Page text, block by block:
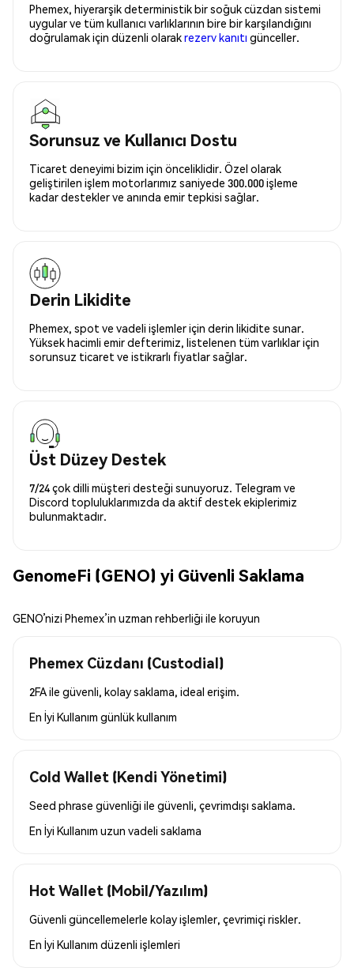
Phemex, hiyerarşik deterministik bir soğuk cüzdan sistemi
uygular ve tüm kullanıcı varlıklarının bire bir karşılandığını
doğrulamak için düzenli olarakrezerv kanıtı günceller.
Sorunsuz ve Kullanıcı Dostu
Ticaret deneyimi bizim için önceliklidir. Özel olarak
geliştirilen işlem motorlarımız saniyede 300.000 işleme
kadar destekler ve anında emir tepkisi sağlar.
Derin Likidite
Phemex, spot ve vadeli işlemler için derin likidite sunar.
Yüksek hacimli emir defterimiz, listelenen tüm varlıklar için
sorunsuz ticaret ve istikrarlı fiyatlar sağlar.
Üst Düzey Destek
7/24 çok dilli müşteri desteği sunuyoruz. Telegram ve
Discord topluluklarımızda da aktif destek ekiplerimiz
bulunmaktadır.
GenomeFi (GENO) yi Güvenli Saklama
GENO’nizi Phemex’in uzman rehberliği ile koruyun
Phemex Cüzdanı (Custodial)
2FA ile güvenli, kolay saklama, ideal erişim.
En İyi Kullanım günlük kullanım
Cold Wallet (Kendi Yönetimi)
Seed phrase güvenliği ile güvenli, çevrimdışı saklama.
En İyi Kullanım uzun vadeli saklama
Hot Wallet (Mobil/Yazılım)
Güvenli güncellemelerle kolay işlemler, çevrimiçi riskler.
En İyi Kullanım düzenli işlemleri